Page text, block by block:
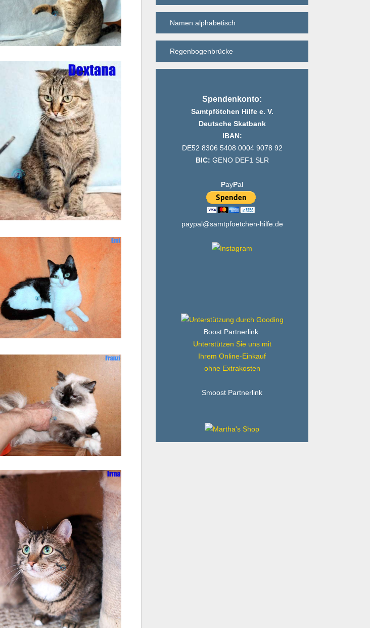
Namen alphabetisch
Regenbogenbrücke
Spendenkonto:
Samtpfötchen Hilfe e. V.
Deutsche Skatbank
IBAN:
DE52 8306 5408 0004 9078 92
BIC: GENO DEF1 SLR
PayPal
paypal@samtpfoetchen-hilfe.de
Boost Partnerlink
Unterstützen Sie uns mit
Ihrem Online-Einkauf
ohne Extrakosten
Smoost Partnerlink